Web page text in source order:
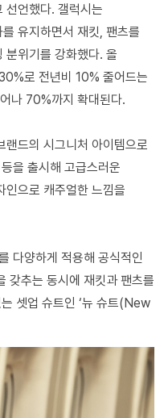
선언했다. 갤럭시는
유지하면서 재킷, 팬츠를
분위기를 강화했다. 올
로 전년비 10% 줄어드는
나 70%까지 확대된다.
드의 시그니처 아이템으로
을 출시해 고급스러운
인으로 캐주얼한 느낌을
다양하게 적용해 공식적인
갖추는 동시에 재킷과 팬츠를
셋업 슈트인 ‘뉴 슈트(New